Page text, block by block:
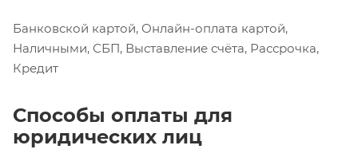
Банковской картой, Онлайн-оплата картой,
Наличными, СБП, Выставление счёта, Рассрочка,
Кредит
Способы оплаты для
юридических лиц